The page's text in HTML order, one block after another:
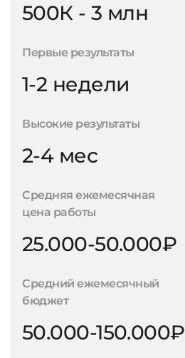
500К - 3 млн
Первые результаты
1-2 недели
Высокие результаты
2-4 мес
Средняя ежемесячная
цена работы
25.000-50.000₽
Средний ежемесячный
бюджет
50.000-150.000₽